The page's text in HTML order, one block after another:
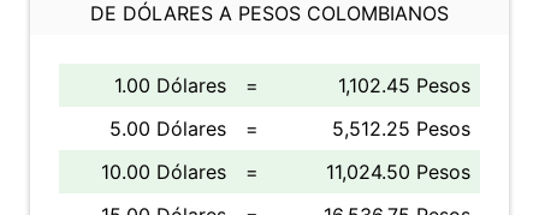
DE DÓLARES A PESOS COLOMBIANOS
1.00 Dólares =
1,102.45 Pesos
5.00 Dólares
=
5,512.25 Pesos
10.00 Dólares
=
11,024.50 Pesos